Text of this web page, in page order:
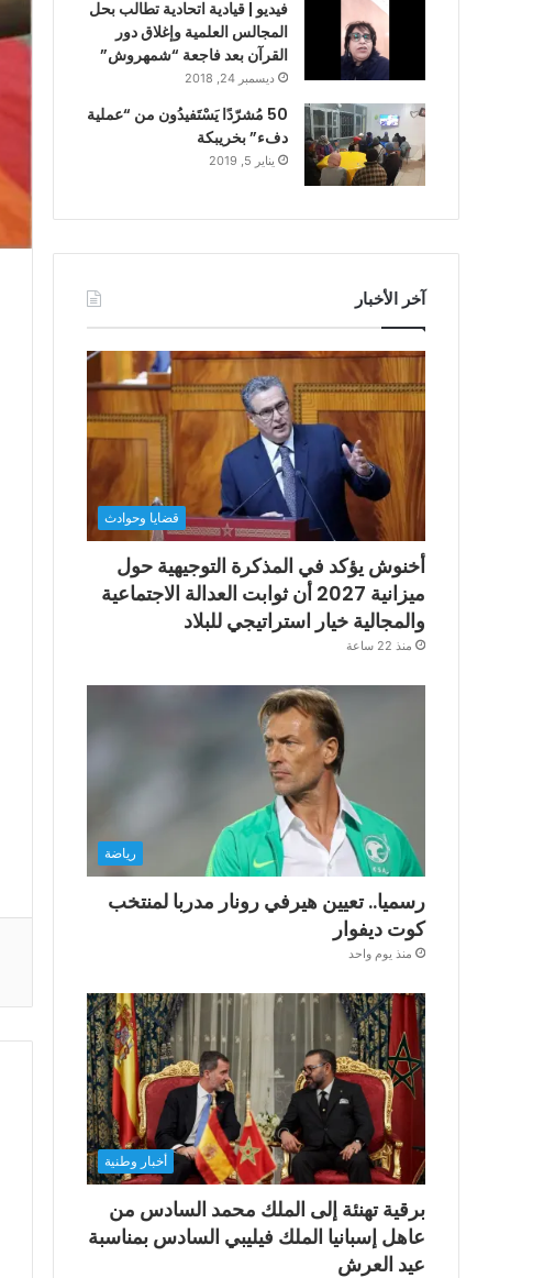
فيديو | قيادية اتحادية تطالب بحل
المجالس العلمية وإغلاق دور
القرآن بعد فاجعة “شمهروش”
ديسمبر 24, 2018
50 مُشرّدًا يَسْتَفيدُون من “عملية
دفء” بخريبكة
يناير 5, 2019
آخر الأخبار
قضايا وحوادث
أخنوش يؤكد في المذكرة التوجيهية حول
ميزانية 2027 أن ثوابت العدالة الاجتماعية
والمجالية خيار استراتيجي للبلاد
منذ 22 ساعة
رياضة
رسميا.. تعيين هيرفي رونار مدربا لمنتخب
كوت ديفوار
منذ يوم واحد
أخبار وطنية
برقية تهنئة إلى الملك محمد السادس من
عاهل إسبانيا الملك فيليبي السادس بمناسبة
عيد العرش